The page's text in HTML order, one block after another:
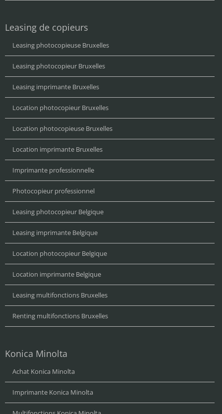
Leasing de copieurs
Leasing photocopieuse Bruxelles
Leasing photocopieur Bruxelles
Leasing imprimante Bruxelles
Location photocopieur Bruxelles
Location photocopieuse Bruxelles
Location imprimante Bruxelles
Imprimante professionnelle
Photocopieur professionnel
Leasing photocopieur Belgique
Leasing imprimante Belgique
Location photocopieur Belgique
Location imprimante Belgique
Leasing multifonctions Bruxelles
Renting multifonctions Bruxelles
Konica Minolta
Achat Konica Minolta
Imprimante Konica Minolta